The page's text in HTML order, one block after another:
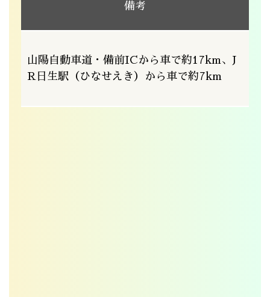
備考
山陽自動車道・備前ICから車で約17km、J
R日生駅（ひなせえき）から車で約7km